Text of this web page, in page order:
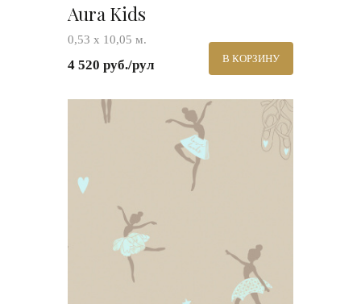
Aura Kids
0,53 х 10,05 м.
4 520 руб./рул В КОРЗИНУ